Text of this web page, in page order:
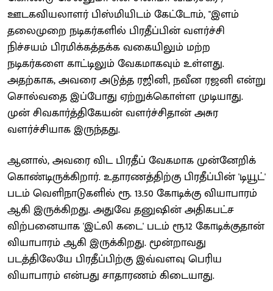
ஊடகவியலாளர் பிஸ்மியிடம் கேட்டோம், "இளம்
தலைமுறை நடிகர்களில் பிரதீப்பின் வளர்ச்சி
நிச்சயம் பிரமிக்கத்தக்க வகையிலும் மற்ற
நடிகர்களை காட்டிலும் வேகமாகவும் உள்ளது.
அதற்காக, அவரை அடுத்த ரஜினி, நவீன ரஜனி என்று
சொல்வதை இப்போது ஏற்றுக்கொள்ள முடியாது.
முன் சிவகார்த்திகேயன் வளர்ச்சிதான் அசுர
வளர்ச்சியாக இருந்தது.
ஆனால், அவரை விட பிரதீப் வேகமாக முன்னேறிக்
கொண்டிருக்கிறார். உதாரணத்திற்கு பிரதீப்பின் 'டியூட்'
படம் வெளிநாடுகளில் ரூ. 13.50 கோடிக்கு வியாபாரம்
ஆகி இருக்கிறது. அதுவே தனுஷின் அதிகபட்ச
விற்பனையாக 'இட்லி கடை' படம் ரூ.12 கோடிக்குதான்
வியாபாரம் ஆகி இருக்கிறது. மூன்றாவது
படத்திலேயே பிரதீப்பிற்கு இவ்வளவு பெரிய
வியாபாரம் என்பது சாதாரணம் கிடையாது.